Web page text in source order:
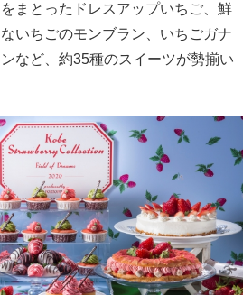
まとったドレスアップいちご、鮮
いちごのモンブラン、いちごガナ
など、約35種のスイーツが勢揃い